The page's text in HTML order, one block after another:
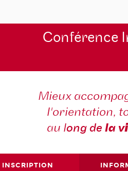
Conférence
Mieux
l'orientation,
au long dela v
INSCRIPTION